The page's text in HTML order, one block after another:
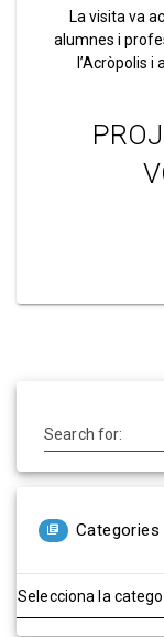
La visita va
alumnes i
l’Acròpolis
Search for:
Categories